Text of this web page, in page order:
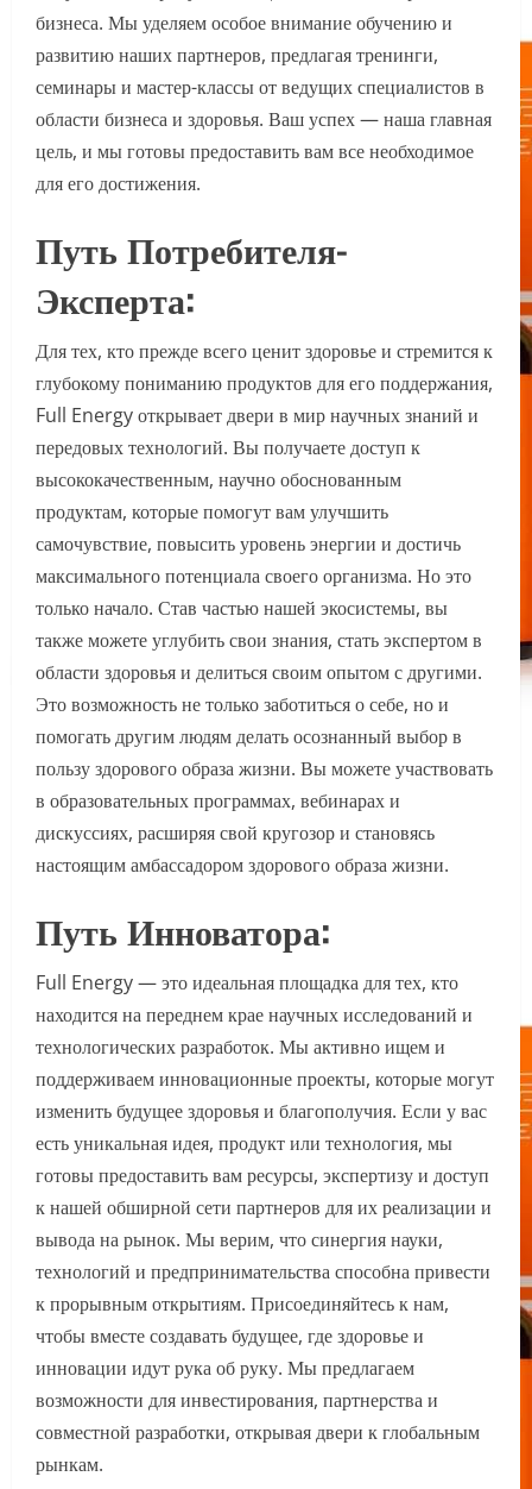
бизнеса. Мы уделяем особое внимание обучению и
развитию наших партнеров, предлагая тренинги,
семинары и мастер-классы от ведущих специалистов в
области бизнеса и здоровья. Ваш успех — наша главная
цель, и мы готовы предоставить вам все необходимое
для его достижения.
Путь Потребителя-
Эксперта:
Для тех, кто прежде всего ценит здоровье и стремится к
глубокому пониманию продуктов для его поддержания,
Full Energy открывает двери в мир научных знаний и
передовых технологий. Вы получаете доступ к
высококачественным, научно обоснованным
продуктам, которые помогут вам улучшить
самочувствие, повысить уровень энергии и достичь
максимального потенциала своего организма. Но это
только начало. Став частью нашей экосистемы, вы
также можете углубить свои знания, стать экспертом в
области здоровья и делиться своим опытом с другими.
Это возможность не только заботиться о себе, но и
помогать другим людям делать осознанный выбор в
пользу здорового образа жизни. Вы можете участвовать
в образовательных программах, вебинарах и
дискуссиях, расширяя свой кругозор и становясь
настоящим амбассадором здорового образа жизни.
Путь Инноватора:
Full Energy — это идеальная площадка для тех, кто
находится на переднем крае научных исследований и
технологических разработок. Мы активно ищем и
поддерживаем инновационные проекты, которые могут
изменить будущее здоровья и благополучия. Если у вас
есть уникальная идея, продукт или технология, мы
готовы предоставить вам ресурсы, экспертизу и доступ
к нашей обширной сети партнеров для их реализации и
вывода на рынок. Мы верим, что синергия науки,
технологий и предпринимательства способна привести
к прорывным открытиям. Присоединяйтесь к нам,
чтобы вместе создавать будущее, где здоровье и
инновации идут рука об руку. Мы предлагаем
возможности для инвестирования, партнерства и
совместной разработки, открывая двери к глобальным
рынкам.